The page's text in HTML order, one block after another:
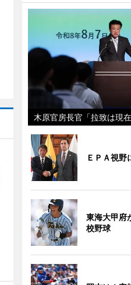
木原官房長官「拉致は現在
ＥＰＡ視野
東海大甲
校野球